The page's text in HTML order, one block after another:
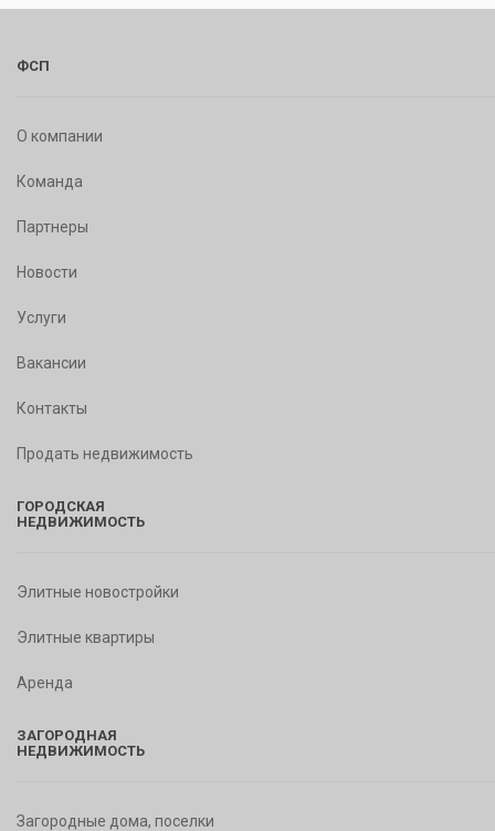
ФСП
О компании
Команда
Партнеры
Новости
Услуги
Вакансии
Контакты
Продать недвижимость
ГОРОДСКАЯ
НЕДВИЖИМОСТЬ
Элитные новостройки
Элитные квартиры
Аренда
ЗАГОРОДНАЯ
НЕДВИЖИМОСТЬ
Загородные дома, поселки